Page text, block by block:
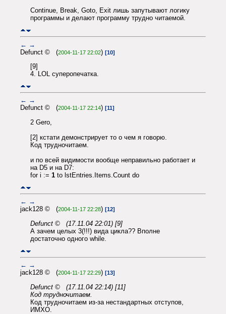
Continue, Break, Goto, Exit лишь запутывают логику
программы и делают программу трудно читаемой.
← →
Defunct © (2004-11-17 22:02) [10]
[9]
4. LOL суперопечатка.
← →
Defunct © (2004-11-17 22:14) [11]
2 Gero,
[2] кстати демонстрирует то о чем я говорю.
Код трудночитаем.
и по всей видимости вообще неправильно работает и
на D5 и на D7:
for i := 1 to lstEntries.Items.Count do
← →
jack128 © (2004-11-17 22:28) [12]
Defunct © (17.11.04 22:01) [9]
А зачем целых 3(!!!) вида цикла?? Вполне
достаточно одного while.
← →
jack128 © (2004-11-17 22:29) [13]
Defunct © (17.11.04 22:14) [11]
Код трудночитаем.
Код трудночитаем из-за нестандартных отступов,
ИМХО.